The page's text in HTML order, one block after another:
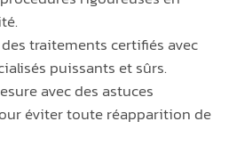
traitements certifiés avec
puissants et sûrs.
avec des astuces
éviter toute réapparition de